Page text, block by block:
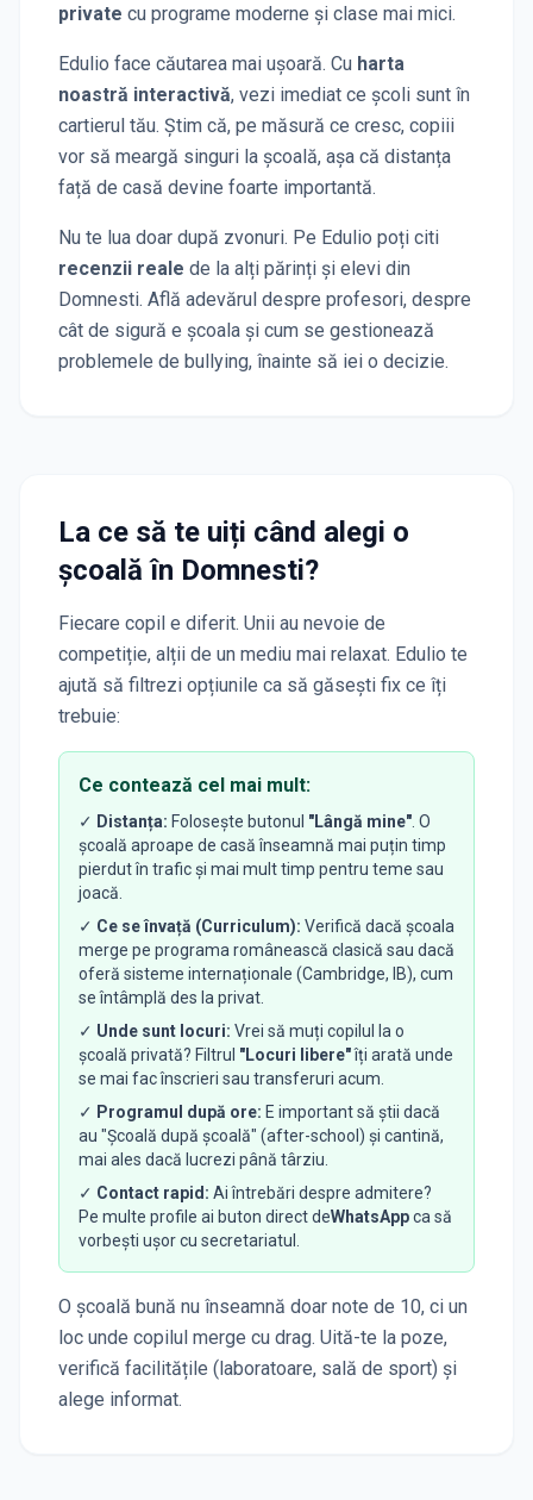
private cu programe moderne și clase mai mici.
Edulio face căutarea mai ușoară. Cu harta
noastră interactivă, vezi imediat ce școli sunt în
cartierul tău. Știm că, pe măsură ce cresc, copiii
vor să meargă singuri la școală, așa că distanța
față de casă devine foarte importantă.
Nu te lua doar după zvonuri. Pe Edulio poți citi
recenzii reale de la alți părinți și elevi din
Domnesti. Află adevărul despre profesori, despre
cât de sigură e școala și cum se gestionează
problemele de bullying, înainte să iei o decizie.
La ce să te uiți când alegi o
școalăîn Domnesti?
Fiecare copil e diferit. Unii au nevoie de
competiție, alții de un mediu mai relaxat. Edulio te
ajută să filtrezi opțiunile ca să găsești fix ce îți
trebuie:
Ce contează cel mai mult:
✓ Distanța: Folosește butonul "Lângă mine" . O
școală aproape de casă înseamnă mai puțin timp
pierdut în trafic și mai mult timp pentru teme sau
joacă.
✓ Ce se învață (Curriculum): Verifică dacă școala
merge pe programa românească clasică sau dacă
oferă sisteme internaționale (Cambridge, IB), cum
se întâmplă des la privat.
✓ Unde sunt locuri: Vrei să muți copilul la o
școală privată? Filtrul "Locuri libere"îți arată unde
se mai fac înscrieri sau transferuri acum.
✓ Programul după ore: E important să știi dacă
au "Școală după școală" (after-school) și cantină,
mai ales dacă lucrezi până târziu.
✓ Contact rapid: Ai întrebări despre admitere?
Pe multe profile ai buton direct deWhatsAppca să
vorbești ușor cu secretariatul.
O școală bună nu înseamnă doar note de 10, ci un
loc unde copilul merge cu drag. Uită-te la poze,
verifică facilitățile (laboratoare, sală de sport) și
alege informat.